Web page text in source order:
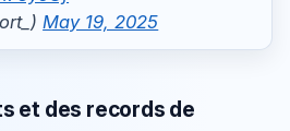
May 19, 2025
et des records de